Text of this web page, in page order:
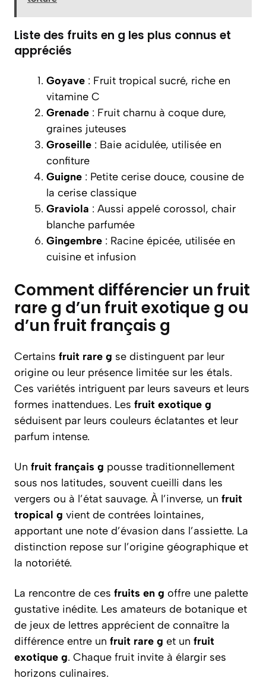
Liste des fruits en g les plus connus et
appréciés
Goyave : Fruit tropical sucré, riche en
vitamine C
Grenade : Fruit charnu à coque dure,
graines juteuses
Groseille : Baie acidulée, utilisée en
confiture
Guigne : Petite cerise douce, cousine de
la cerise classique
Graviola : Aussi appelé corossol, chair
blanche parfumée
Gingembre : Racine épicée, utilisée en
cuisine et infusion
Comment différencier un fruit
rare g d’un fruit exotique g ou
d’un fruit français g
Certains fruit rare g se distinguent par leur
origine ou leur présence limitée sur les étals.
Ces variétés intriguent par leurs saveurs et leurs
formes inattendues. Les fruit exotique g
séduisent par leurs couleurs éclatantes et leur
parfum intense.
Un fruit français g pousse traditionnellement
sous nos latitudes, souvent cueilli dans les
vergers ou à l’état sauvage. À l’inverse, un fruit
tropical g vient de contrées lointaines,
apportant une note d’évasion dans l’assiette. La
distinction repose sur l’origine géographique et
la notoriété.
La rencontre de ces fruits en g offre une palette
gustative inédite. Les amateurs de botanique et
de jeux de lettres apprécient de connaître la
différence entre un fruit rare g et un fruit
exotique g. Chaque fruit invite à élargir ses
horizons culinaires.